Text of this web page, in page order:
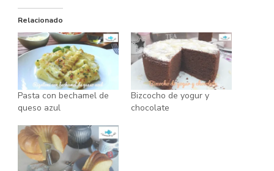
Relacionado
Pasta con bechamel de
queso azul
Bizcocho de yogur y
chocolate